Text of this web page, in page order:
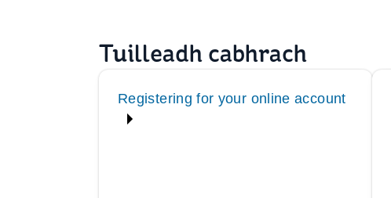
Tuilleadh cabhrach
Registering for your online account